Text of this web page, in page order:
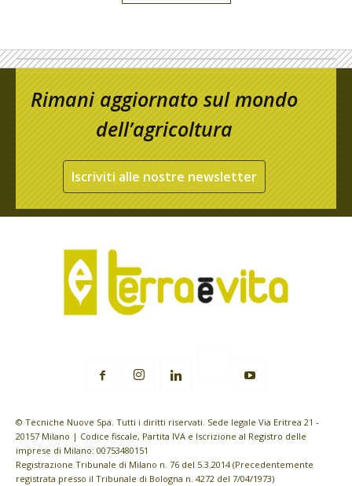
Rimani aggiornato sul mondo
dell’agricoltura
Iscriviti alle nostre newsletter
© Tecniche Nuove Spa. Tutti i diritti riservati. Sede legale Via Eritrea 21 -
20157 Milano | Codice fiscale, Partita IVA e Iscrizione al Registro delle
imprese di Milano: 00753480151
Registrazione Tribunale di Milano n. 76 del 5.3.2014 (Precedentemente
registrata presso il Tribunale di Bologna n. 4272 del 7/04/1973)